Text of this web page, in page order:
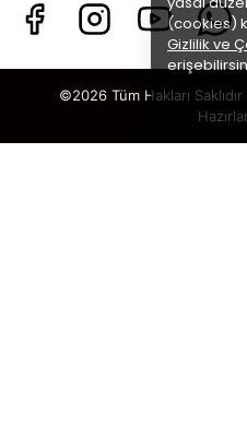
(cookies)
Gizlilik ve
©2026 Tüm Hakları